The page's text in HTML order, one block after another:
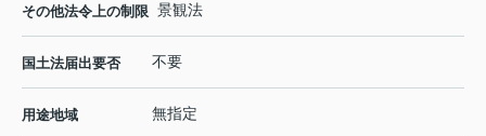
その他法令上の制限 景観法
国土法届出要否 不要
用途地域 無指定